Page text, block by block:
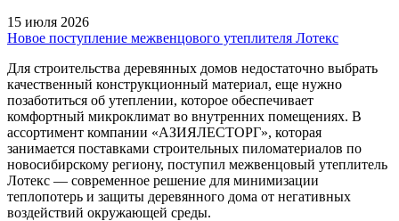
15 июля 2026
Новое поступление межвенцового утеплителя Лотекс
Для строительства деревянных домов недостаточно выбрать
качественный конструкционный материал, еще нужно
позаботиться об утеплении, которое обеспечивает
комфортный микроклимат во внутренних помещениях. В
ассортимент компании «АЗИЯЛЕСТОРГ», которая
занимается поставками строительных пиломатериалов по
новосибирскому региону, поступил межвенцовый утеплитель
Лотекс — современное решение для минимизации
теплопотерь и защиты деревянного дома от негативных
воздействий окружающей среды.